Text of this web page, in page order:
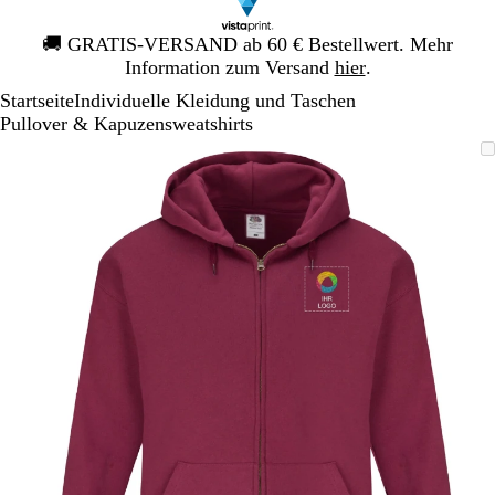
🚚 GRATIS-VERSAND ab 60 € Bestellwert. Mehr
Information zum Versand hier.
Galeriebild
1
StartseiteIndividuelle Kleidung und Taschen
Pullover & Kapuzensweatshirts
Vergrößer-/verkleinerbares
Bild
Zoom
auf
Minimum
Klicken
zum
Vergrößern
Verwenden
Sie
die
Tasten
+
und
und
Pfeiltasten
zum